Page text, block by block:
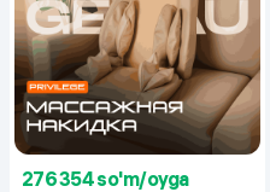
276 354 so'm/oyga